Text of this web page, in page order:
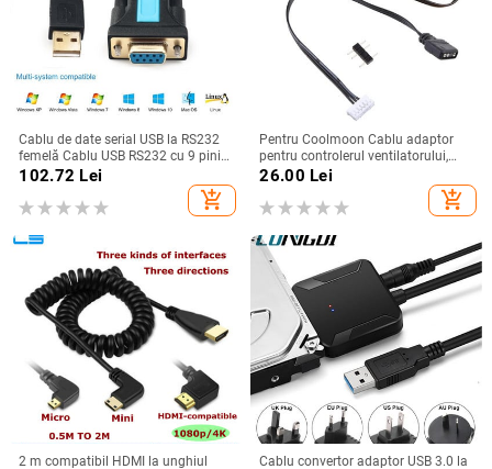
Cablu de date serial USB la RS232
femelă Cablu USB RS232 cu 9 pini
pentru afișaj electronic Cablu
RS232 de extensie a cântarului
electronic
102.72 Lei
add_shopping_cart
Pentru Coolmoon Cablu adaptor
pentru controlerul ventilatorului,
mic 4Pin/6Pin la 5V ARGB 3Pin
Adaptor pentru controler
26.00 Lei
add_shopping_cart
2 m compatibil HDMI la unghiul Cablu convertor adaptor USB 3.0 la